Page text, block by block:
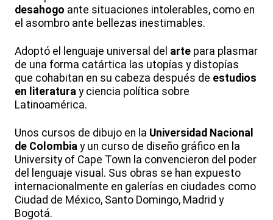
desahogo ante situaciones intolerables, como en
el asombro ante bellezas inestimables.
Adoptó el lenguaje universal del arte para plasmar
de una forma catártica las utopías y distopías
que cohabitan en su cabeza después de estudios
en literatura y ciencia política sobre
Latinoamérica.
Unos cursos de dibujo en la Universidad Nacional
de Colombia y un curso de diseño gráfico en la
University of Cape Town la convencieron del poder
del lenguaje visual. Sus obras se han expuesto
internacionalmente en galerías en ciudades como
Ciudad de México, Santo Domingo, Madrid y
Bogotá.